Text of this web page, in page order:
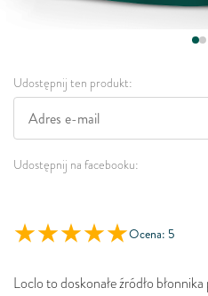
Udostępnij ten produkt:
Udostępnij na facebooku:
Ocena: 5
Loclo to doskonałe źródło